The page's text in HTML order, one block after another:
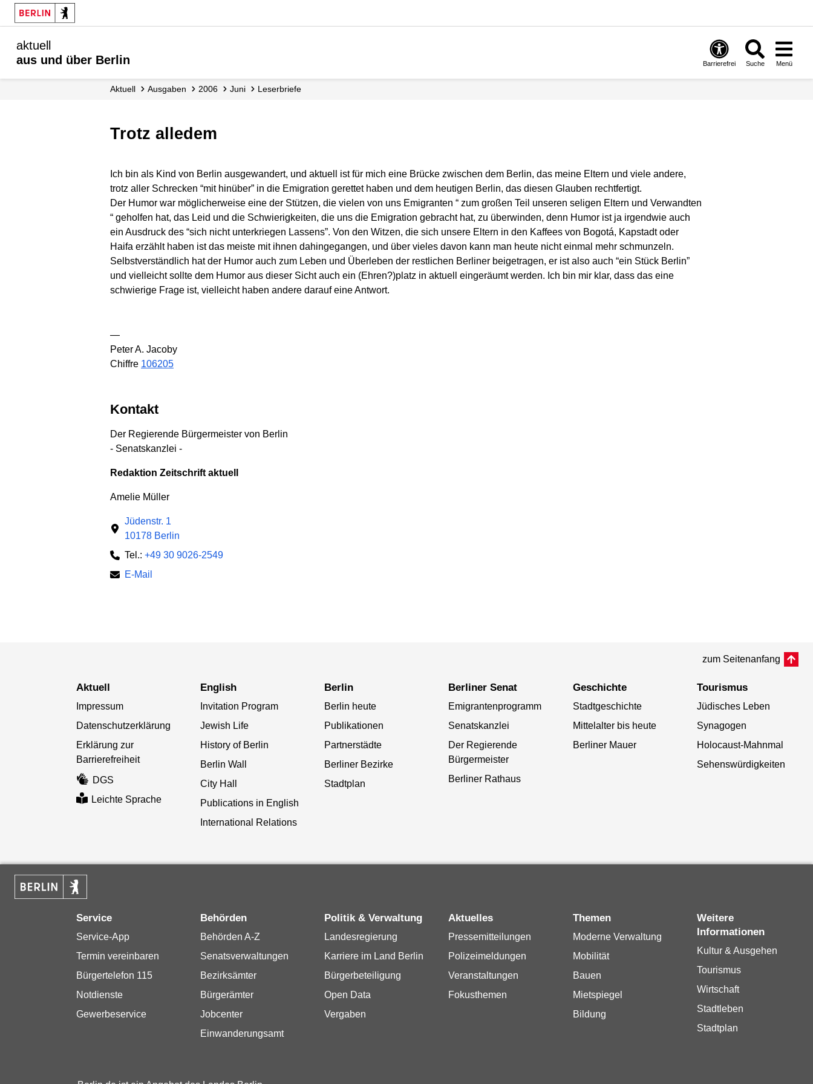
aktuell
aus und über Berlin
Barrierefrei Suche Menü
aktuell Ausgaben 2006 Juni Leserbriefe
Trotz alledem
Ich bin als Kind von Berlin ausgewandert, und aktuell ist für mich eine Brücke zwischen dem Berlin, das meine Eltern und viele andere,
trotz aller Schrecken “mit hinüber” in die Emigration gerettet haben und dem heutigen Berlin, das diesen Glauben rechtfertigt.
Der Humor war möglicherweise eine der Stützen, die vielen von uns Emigranten “ zum großen Teil unseren seligen Eltern und Verwandten
“ geholfen hat, das Leid und die Schwierigkeiten, die uns die Emigration gebracht hat, zu überwinden, denn Humor ist ja irgendwie auch
ein Ausdruck des “sich nicht unterkriegen Lassens”. Von den Witzen, die sich unsere Eltern in den Kaffees von Bogotá, Kapstadt oder
Haifa erzählt haben ist das meiste mit ihnen dahingegangen, und über vieles davon kann man heute nicht einmal mehr schmunzeln.
Selbstverständlich hat der Humor auch zum Leben und Überleben der restlichen Berliner beigetragen, er ist also auch “ein Stück Berlin”
und vielleicht sollte dem Humor aus dieser Sicht auch ein (Ehren?)platz in aktuell eingeräumt werden. Ich bin mir klar, dass das eine
schwierige Frage ist, vielleicht haben andere darauf eine Antwort.
—
Peter A. Jacoby
Chiffre 106205
Kontakt
Der Regierende Bürgermeister von Berlin
- Senatskanzlei -
Redaktion Zeitschrift aktuell
Amelie Müller
Jüdenstr. 1
10178 Berlin
Tel.: +49 30 9026-2549
E-Mail
zum Seitenanfang
aktuell
Impressum
Datenschutzerklärung
Erklärung zur
Barrierefreiheit
DGS
Leichte Sprache
English
Invitation Program
Jewish Life
History of Berlin
Berlin Wall
City Hall
Publications in English
International Relations
Berlin
Berlin heute
Publikationen
Partnerstädte
Berliner Bezirke
Stadtplan
Berliner Senat
Emigrantenprogramm
Senatskanzlei
Der Regierende
Bürgermeister
Berliner Rathaus
Geschichte
Stadtgeschichte
Mittelalter bis heute
Berliner Mauer
Tourismus
Jüdisches Leben
Synagogen
Holocaust-Mahnmal
Sehenswürdigkeiten
Service
Service-App
Termin vereinbaren
Bürgertelefon 115
Notdienste
Gewerbeservice
Behörden
Behörden A-Z
Senatsverwaltungen
Bezirksämter
Bürgerämter
Jobcenter
Einwanderungsamt
Politik & Verwaltung
Landesregierung
Karriere im Land Berlin
Bürgerbeteiligung
Open Data
Vergaben
Aktuelles
Pressemitteilungen
Polizeimeldungen
Veranstaltungen
Fokusthemen
Themen
Moderne Verwaltung
Mobilität
Bauen
Mietspiegel
Bildung
Weitere
Informationen
Kultur & Ausgehen
Tourismus
Wirtschaft
Stadtleben
Stadtplan